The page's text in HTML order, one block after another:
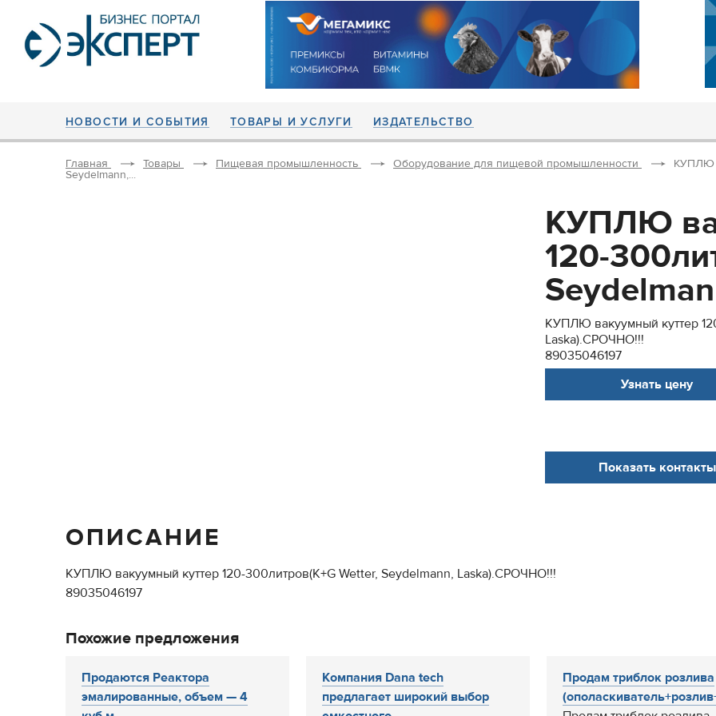
НОВОСТИ И СОБЫТИЯ ТОВАРЫ И УСЛУГИ ИЗДАТЕЛЬСТВО
Главная Товары Пищевая промышленность Оборудование для пищевой промышленности КУПЛЮ
Seydelmann,...
КУПЛЮ
120-
КУПЛЮ вакуумный куттер
Laska).СРОЧНО!!!
89035046197
Узнать цену
Показать контакты
ОПИСАНИЕ
КУПЛЮ вакуумный куттер 120-300литров(K+G Wetter, Seydelmann, Laska).СРОЧНО!!!
89035046197
Похожие предложения
Продаются Реактора
эмалированные, объем — 4
Компания Dana tech
предлагает широкий выбор
Продам триблок розлива